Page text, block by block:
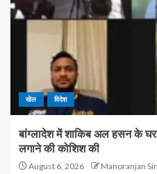
खेल विदेश
बांग्लादेश में शाकिब अल हसन के
लगाने की कोशिश की
August 6, 2026 Manoranjan